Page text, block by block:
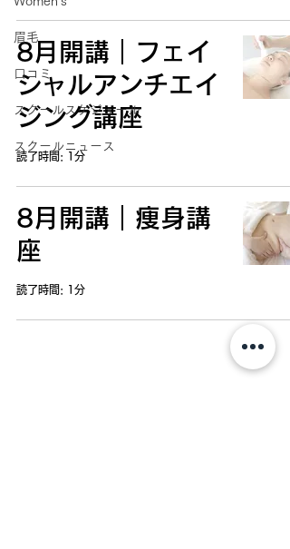
眉毛
口コミ
スクールスケジュール
スクールニュース
8月開講｜フェイ
シャルアンチエイ
ジング講座
読了時間: 1分
8月開講｜痩身講
座
読了時間: 1分